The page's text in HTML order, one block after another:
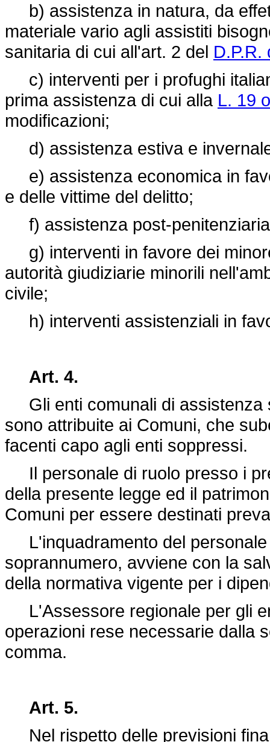
b) assistenza in natura, da
materiale vario agli assistiti
sanitaria di cui all'art. 2 del D.P.R.
c) interventi per i profughi
prima assistenza di cui alla L. 19
modificazioni;
d) assistenza estiva e
e) assistenza economica in
e delle vittime del delitto;
f) assistenza post-
g) interventi in favore dei
autorità giudiziarie minorili
civile;
h) interventi assistenziali in
Art. 4.
Gli enti comunali di assistenza
sono attribuite ai Comuni, che
facenti capo agli enti soppressi.
Il personale di ruolo presso i
della presente legge ed il
Comuni per essere destinati
L'inquadramento del personale
soprannumero, avviene con la
della normativa vigente per i
L'Assessore regionale per gli
operazioni rese necessarie dalla
comma.
Art. 5.
Nel rispetto delle previsioni